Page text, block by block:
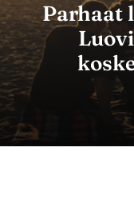
Parhaat